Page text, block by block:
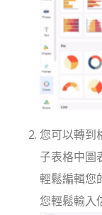
您可以轉到
子表格中圖
輕鬆編輯您
您輕鬆輸入